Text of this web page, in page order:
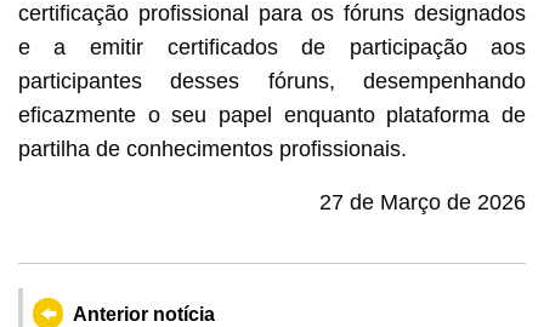
certificação profissional para os fóruns designados
e a emitir certificados de participação aos
participantes desses fóruns, desempenhando
eficazmente o seu papel enquanto plataforma de
partilha de conhecimentos profissionais.
27 de Março de 2026
Anterior notícia